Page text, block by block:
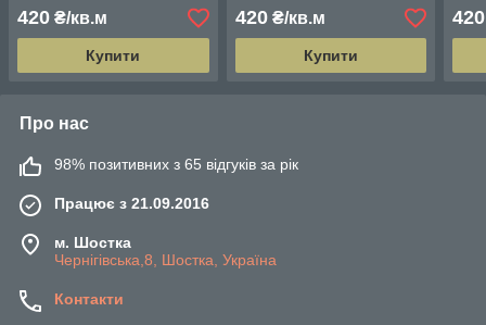
420 ₴/кв.м
Купити
420₴/кв.м
Купити
420
Про нас
98% позитивних з 65 відгуків за рік
Працює з 21.09.2016
м. Шостка
Чернігівська,8, Шостка, Україна
Контакти